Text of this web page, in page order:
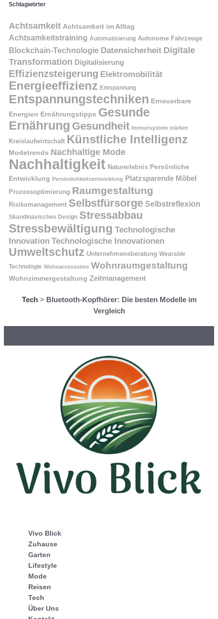
Schlagwörter
Achtsamkeit Achtsamkeit im Alltag
Achtsamkeitstraining Automatisierung Autonome Fahrzeuge
Blockchain-Technologie Datensicherheit Digitale
Transformation Digitalisierung
Effizienzsteigerung Elektromobilität
Energieeffizienz Entspannung
Entspannungstechniken Erneuerbare
Energien Ernährungstipps Gesunde
Ernährung Gesundheit Immunsystem stärken
Kreislaufwirtschaft Künstliche Intelligenz
Modetrends Nachhaltige Mode
Nachhaltigkeit Naturerlebnis Persönliche
Entwicklung Persönlichkeitsentwicklung Platzsparende Möbel
Prozessoptimierung Raumgestaltung
Risikomanagement Selbstfürsorge Selbstreflexion
Skandinavisches Design Stressabbau
Stressbewältigung Technologische
Innovation Technologische Innovationen
Umweltschutz Unternehmensberatung Wearable
Technologie Wohnaccessoires Wohnraumgestaltung
Wohnzimmergestaltung Zeitmanagement
Tech> Bluetooth-Kopfhörer: Die besten Modelle im
Vergleich
Vivo Blick
Zuhause
Garten
Lifestyle
Mode
Reisen
Tech
Über Uns